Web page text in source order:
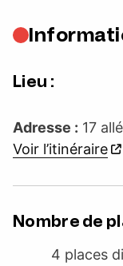
Lieu :
Adresse : 17
Voir l’itinéraire
Nombre de
4 places